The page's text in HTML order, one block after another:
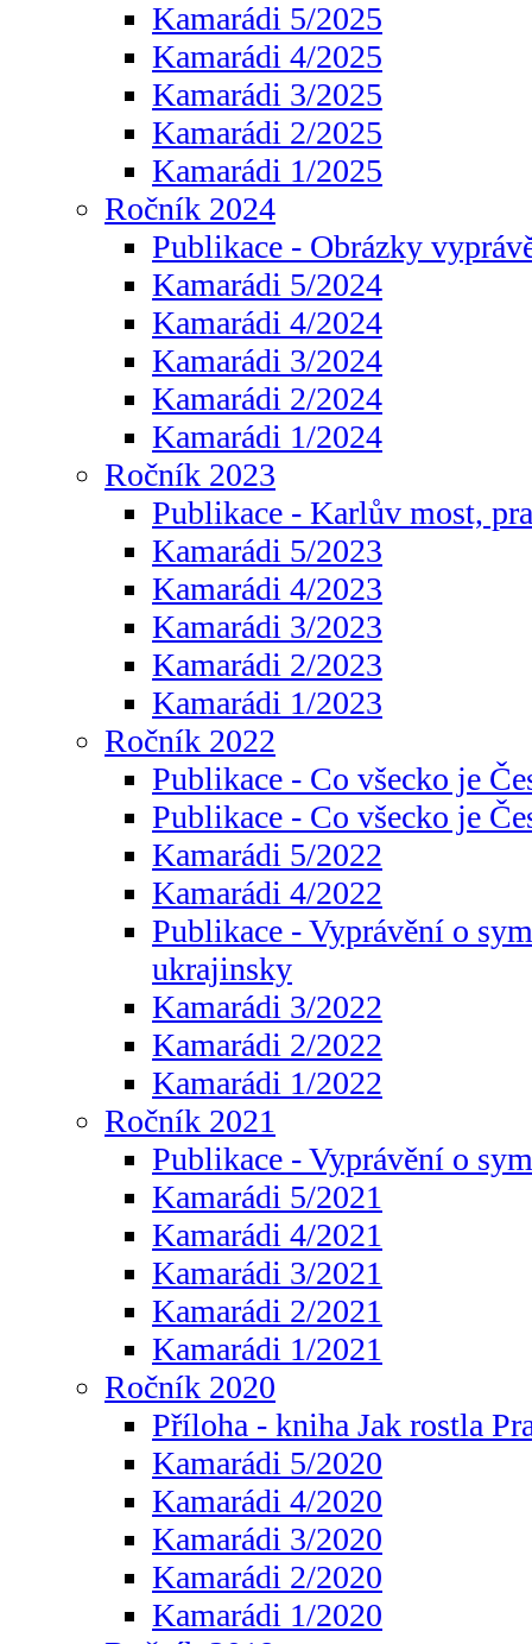
Kamarádi 5/2025
Kamarádi 4/2025
Kamarádi 3/2025
Kamarádi 2/2025
Kamarádi 1/2025
Ročník 2024
Publikace - Obrázky
Kamarádi 5/2024
Kamarádi 4/2024
Kamarádi 3/2024
Kamarádi 2/2024
Kamarádi 1/2024
Ročník 2023
Publikace - Karlův most,
Kamarádi 5/2023
Kamarádi 4/2023
Kamarádi 3/2023
Kamarádi 2/2023
Kamarádi 1/2023
Ročník 2022
Publikace - Co všecko je
Publikace - Co všecko je
Kamarádi 5/2022
Kamarádi 4/2022
Publikace - Vyprávění o
ukrajinsky
Kamarádi 3/2022
Kamarádi 2/2022
Kamarádi 1/2022
Ročník 2021
Publikace - Vyprávění o
Kamarádi 5/2021
Kamarádi 4/2021
Kamarádi 3/2021
Kamarádi 2/2021
Kamarádi 1/2021
Ročník 2020
Příloha - kniha Jak rostla
Kamarádi 5/2020
Kamarádi 4/2020
Kamarádi 3/2020
Kamarádi 2/2020
Kamarádi 1/2020